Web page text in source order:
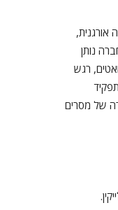
נותן
רגש
של מסרים